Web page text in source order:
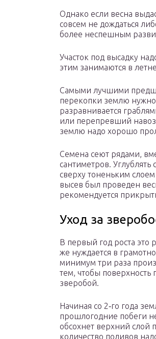
Однако если весна
совсем не дождаться
более неспешным
Участок под высадку
этим занимаются в
Самыми лучшими
перекопки землю нужно
разравнивается
или перепревший
землю надо хорошо
Семена сеют рядами,
сантиметров.
сверху тоненьким
высев был проведен
рекомендуется
Уход за
В первый год роста это
же нуждается в
минимум три раза
тем, чтобы
зверобой.
Начиная со 2‑го года
прошлогодние побеги
обсохнет верхний слой
количество поливов